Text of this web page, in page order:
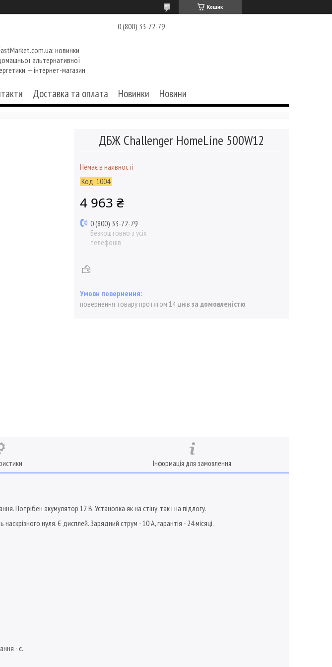
Кошик
0 (800) 33-72-79
новинки
альтернативної
— інтернет-магазин
Доставка та оплата Новинки Новини
ДБЖ Challenger HomeLine 500W12
Немає в наявності
Код: 1004
4 963 ₴
0 (800) 33-72-79
Безкоштовно з усіх
телефонів
повернення товару протягом 14 днів за домовленістю
Інформація для замовлення
акумулятор 12 В. Установка як на стіну, так і на підлогу.
нуля. Є дисплей. Зарядний струм - 10 А, гарантія - 24 місяці.
- є.